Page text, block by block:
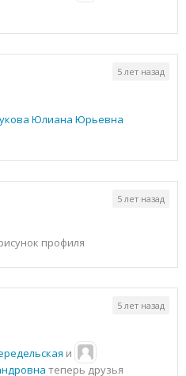
Юлиана Юрьевна
5 лет назад
профиля
5 лет назад
и
теперь друзья
5 лет назад